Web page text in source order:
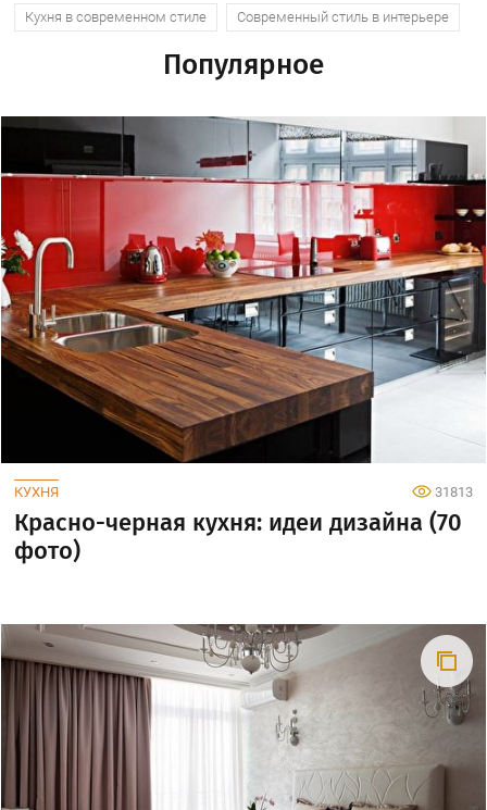
Кухня в современном стиле Современный стиль в интерьере
Популярное
КУХНЯ 31813
Красно-черная кухня: идеи дизайна (70
фото)